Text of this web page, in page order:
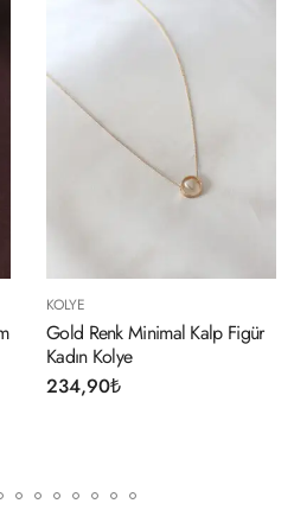
KOLYE
Gold Renk Minimal Kalp Figür
Kadın Kolye
234,90₺